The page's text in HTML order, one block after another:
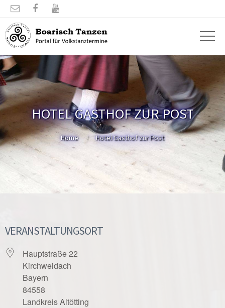
  
HOTEL GASTHOF ZUR POST
Home Hotel Gasthof zur Post
VERANSTALTUNGSORT
Hauptstraße 22
Kirchweidach
Bayern
84558
Landkreis Altötting